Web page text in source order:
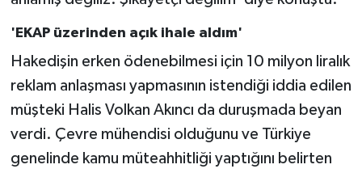
'EKAP üzerinden açık ihale aldım'
Hakedişin erken ödenebilmesi için 10 milyon liralık
reklam anlaşması yapmasının istendiği iddia edilen
müşteki Halis Volkan Akıncı da duruşmada beyan
verdi. Çevre mühendisi olduğunu ve Türkiye
genelinde kamu müteahhitliği yaptığını belirten